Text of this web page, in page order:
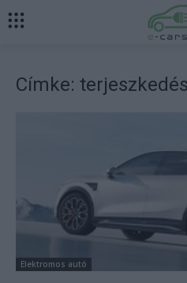
Címke: terjeszkedés
Elektromos autó